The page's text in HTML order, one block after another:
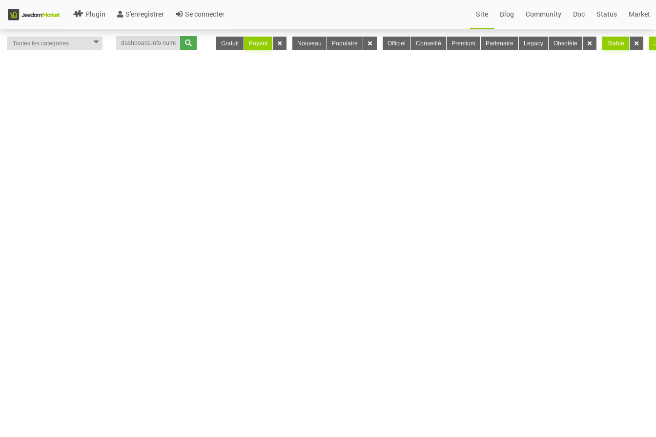
Plugin S'enregistrer Se connecter Site Blog Community Doc Status Market
Gratuit Payant Nouveau Populaire Officiel Conseillé Premium Partenaire Legacy Obsolète Stable